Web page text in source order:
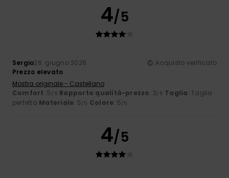
4/5
Sergio26. giugno 2026
Acquisto verificato
Prezzo elevato
Mostra originale - Castellano
Comfort: 5/5 Rapporto qualità-prezzo: 3/5 Taglia: Taglia
perfetta Materiale: 5/5 Colore: 5/5
4/5